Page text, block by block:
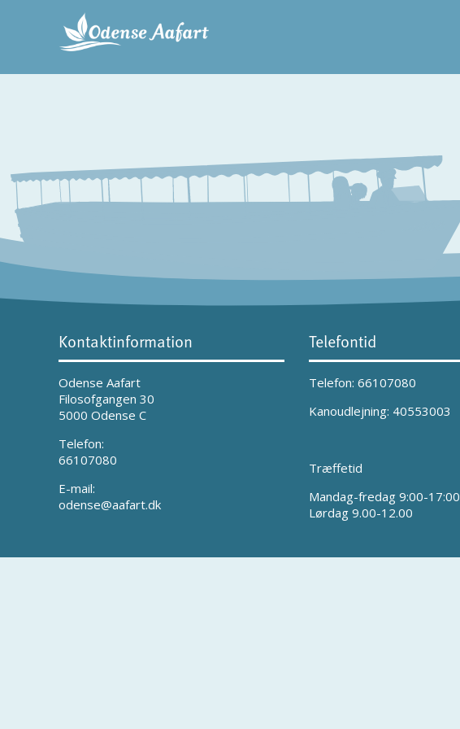
Kontaktinformation
Odense Aafart
Filosofgangen 30
5000 Odense C
Telefon:
66107080
E-mail:
odense@aafart.dk
Telefontid
Telefon: 66107080
Kanoudlejning: 40553003
Træffetid
Mandag-fredag 9:00-17:00
Lørdag 9.00-12.00